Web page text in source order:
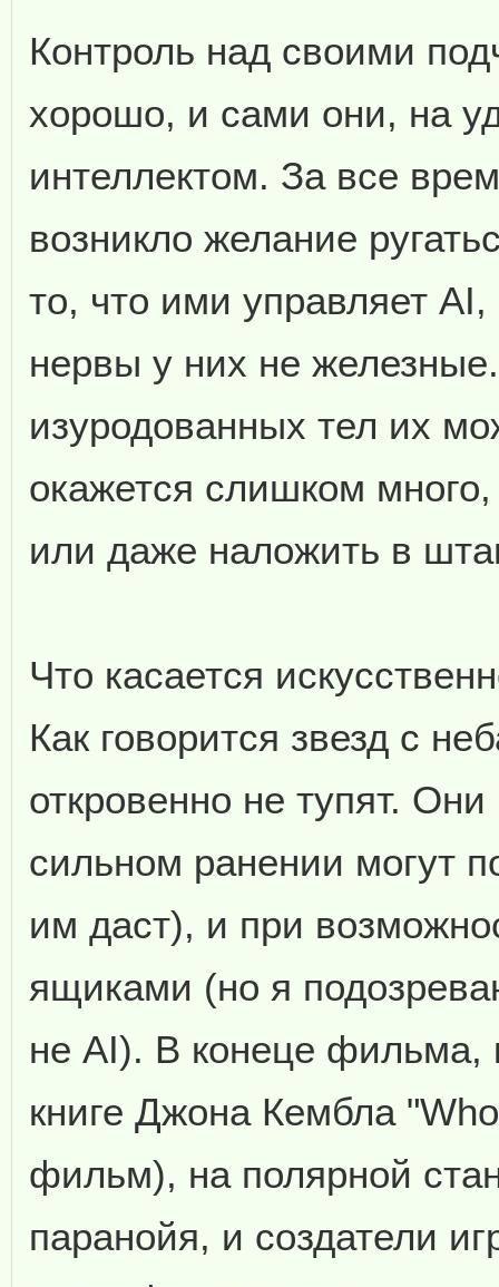
Контроль над своими
хорошо, и сами они, на
интеллектом. За все
возникло желание
то, что ими управляет
нервы у них не
изуродованных тел их
окажется слишком
или даже наложить в
Что касается
Как говорится звезд с
откровенно не тупят.
сильном ранении могут
им даст), и при
ящиками (но я
не AI). В конеце фильма,
книге Джона Кембла
фильм), на полярной
паранойя, и создатели